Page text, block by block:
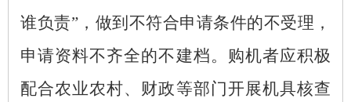
谁负责”，做到不符合申请条件的不受理，
申请资料不齐全的不建档。购机者应积极
配合农业农村、财政等部门开展机具核查